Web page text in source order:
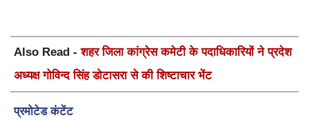
Also Read -शहर जिला कांग्रेस कमेटी के पदाधिकारियों ने प्रदेश
अध्यक्ष गोविन्द सिंह डोटासरा से की शिष्टाचार भेंट